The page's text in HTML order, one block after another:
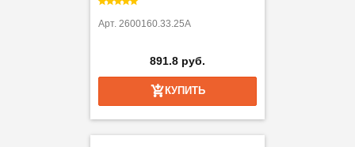
Арт. 2600160.33.25A
891.8 руб.
КУПИТЬ